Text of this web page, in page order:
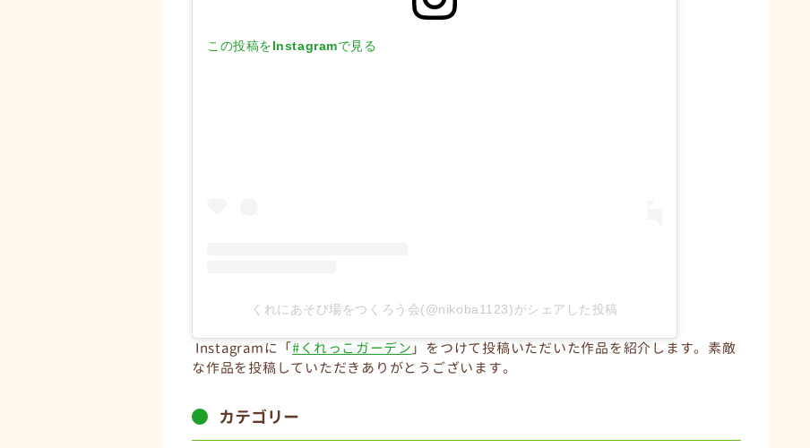
この投稿をInstagramで見る
くれにあそび場をつくろう会(@nikoba1123)がシェアした投稿
Instagramに「#くれっこガーデン 」をつけて投稿いただいた作品を紹介します。素敵
な作品を投稿していただきありがとうございます。
カテゴリー